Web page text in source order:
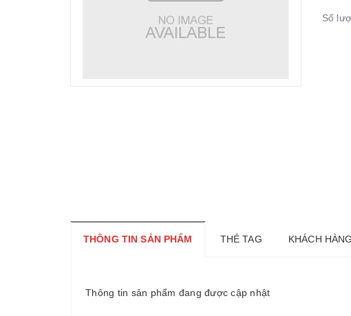
Số
THÔNG TIN SẢN PHẨM THẺ TAG KHÁCH
Thông tin sản phẩm đang được cập nhật